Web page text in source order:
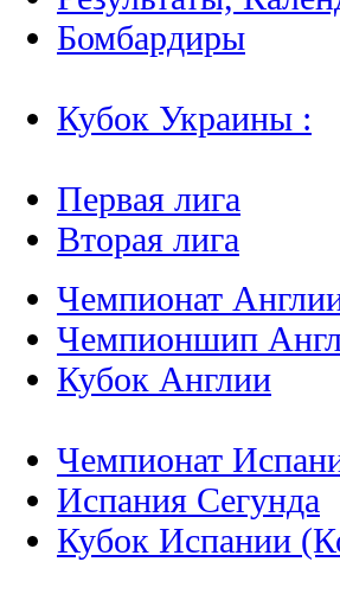
Бомбардиры
Кубок Украины :
Первая лига
Вторая лига
Чемпионат
Чемпионшип
Кубок Англии
Чемпионат
Испания Сегунда
Кубок Испании